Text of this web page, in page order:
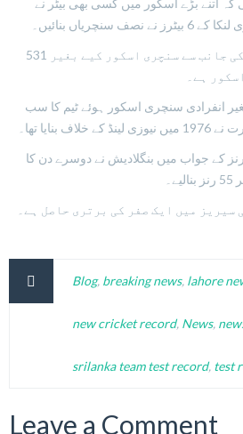
اتنے بڑے اسکور میں کسی بھی بیٹر نے
بنائیں۔
531 رنز ٹیسٹ کرکٹ میں بیٹرزکی جانب سے سنچری اسکور کیے بغیر
ہے۔
انفرادی سنچری اسکور ہوئے ٹیم کا سب
Blog, breaking news, lahore
new cricket record, News,
srilanka team test record, test
Leave a Comment